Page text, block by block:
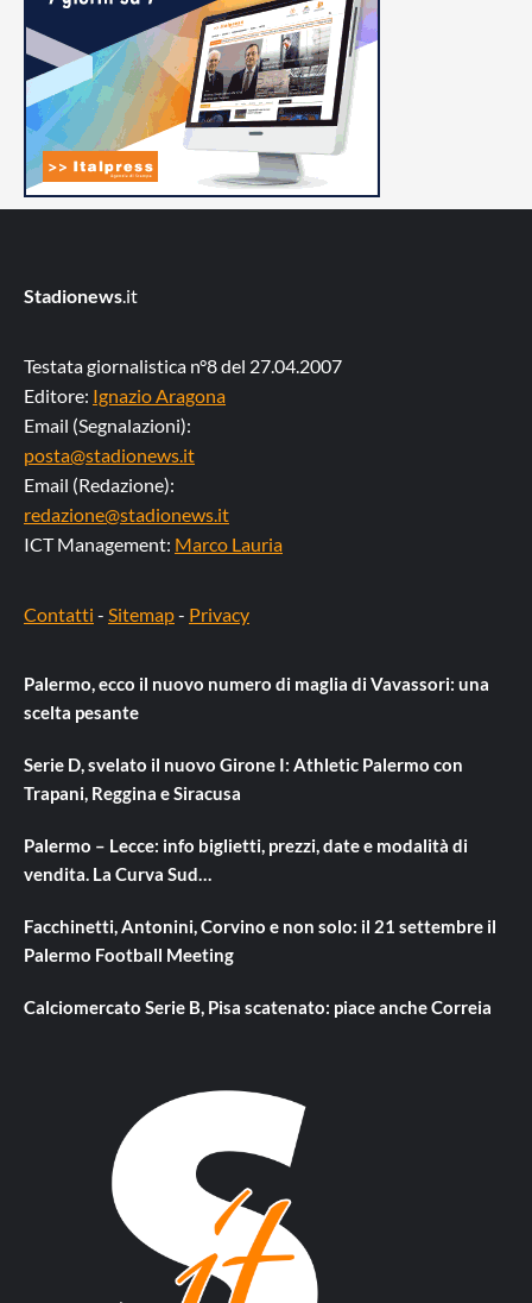
Stadionews.it
Testata giornalistica n°8 del 27.04.2007
Editore: Ignazio Aragona
Email (Segnalazioni):
posta@stadionews.it
Email (Redazione):
redazione@stadionews.it
ICT Management: Marco Lauria
Contatti - Sitemap- Privacy
Palermo, ecco il nuovo numero di maglia di Vavassori: una
scelta pesante
Serie D, svelato il nuovo Girone I: Athletic Palermo con
Trapani, Reggina e Siracusa
Palermo – Lecce: info biglietti, prezzi, date e modalità di
vendita. La Curva Sud…
Facchinetti, Antonini, Corvino e non solo: il 21 settembre il
Palermo Football Meeting
Calciomercato Serie B, Pisa scatenato: piace anche Correia